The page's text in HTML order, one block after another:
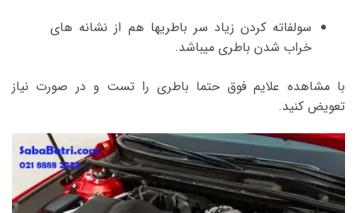
سولفاته کردن زیاد سر باطریها هم از نشانه های
خراب شدن باطری میباشد.
با مشاهده علایم فوق حتما باطری را تست و در صورت نیاز
تعویض کنید.